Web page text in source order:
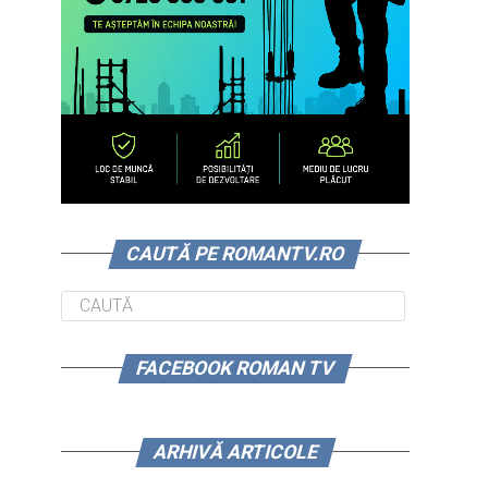
CAUTĂ PE ROMANTV.RO
FACEBOOK ROMAN TV
ARHIVĂ ARTICOLE